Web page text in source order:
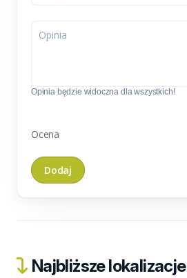
Opinia będzie widoczna dla wszystkich!
Ocena
Najbliższe lokalizacje